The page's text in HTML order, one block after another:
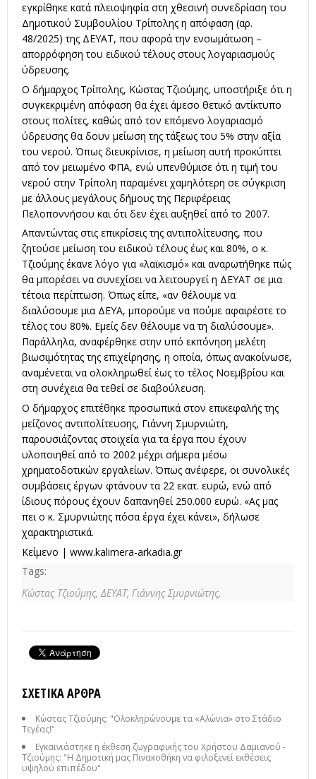
εγκρίθηκε κατά πλειοψηφία στη χθεσινή συνεδρίαση του
Δημοτικού Συμβουλίου Τρίπολης η απόφαση (αρ.
48/2025) της ΔΕΥΑΤ, που αφορά την ενσωμάτωση –
απορρόφηση του ειδικού τέλους στους λογαριασμούς
ύδρευσης.
Ο δήμαρχος Τρίπολης, Κώστας Τζιούμης, υποστήριξε ότι η
συγκεκριμένη απόφαση θα έχει άμεσο θετικό αντίκτυπο
στους πολίτες, καθώς από τον επόμενο λογαριασμό
ύδρευσης θα δουν μείωση της τάξεως του 5% στην αξία
του νερού. Όπως διευκρίνισε, η μείωση αυτή προκύπτει
από τον μειωμένο ΦΠΑ, ενώ υπενθύμισε ότι η τιμή του
νερού στην Τρίπολη παραμένει χαμηλότερη σε σύγκριση
με άλλους μεγάλους δήμους της Περιφέρειας
Πελοποννήσου και ότι δεν έχει αυξηθεί από το 2007.
Απαντώντας στις επικρίσεις της αντιπολίτευσης, που
ζητούσε μείωση του ειδικού τέλους έως και 80%, ο κ.
Τζιούμης έκανε λόγο για «λαϊκισμό» και αναρωτήθηκε πώς
θα μπορέσει να συνεχίσει να λειτουργεί η ΔΕΥΑΤ σε μια
τέτοια περίπτωση. Όπως είπε, «αν θέλουμε να
διαλύσουμε μια ΔΕΥΑ, μπορούμε να πούμε αφαιρέστε το
τέλος του 80%. Εμείς δεν θέλουμε να τη διαλύσουμε».
Παράλληλα, αναφέρθηκε στην υπό εκπόνηση μελέτη
βιωσιμότητας της επιχείρησης, η οποία, όπως ανακοίνωσε,
αναμένεται να ολοκληρωθεί έως το τέλος Νοεμβρίου και
στη συνέχεια θα τεθεί σε διαβούλευση.
Ο δήμαρχος επιτέθηκε προσωπικά στον επικεφαλής της
μείζονος αντιπολίτευσης, Γιάννη Σμυρνιώτη,
παρουσιάζοντας στοιχεία για τα έργα που έχουν
υλοποιηθεί από το 2002 μέχρι σήμερα μέσω
χρηματοδοτικών εργαλείων. Όπως ανέφερε, οι συνολικές
συμβάσεις έργων φτάνουν τα 22 εκατ. ευρώ, ενώ από
ίδιους πόρους έχουν δαπανηθεί 250.000 ευρώ. «Ας μας
πει ο κ. Σμυρνιώτης πόσα έργα έχει κάνει», δήλωσε
χαρακτηριστικά.
Κείμενο | www.kalimera-arkadia.gr
Tags:
Κώστας Τζιούμης,ΔΕΥΑΤ, Γιάννης Σμυρνιώτης,
ΣΧΕΤΙΚΆ ΆΡΘΡΑ
Κώστας Τζιούμης: "Ολοκληρώνουμε τα «Αλώνια» στο Στάδιο
Τεγέας!"
Εγκαινιάστηκε η έκθεση ζωγραφικής του Χρήστου Δαμιανού -
Τζιούμης: "H Δημοτική μας Πινακοθήκη να φιλοξενεί εκθέσεις
υψηλού επιπέδου"